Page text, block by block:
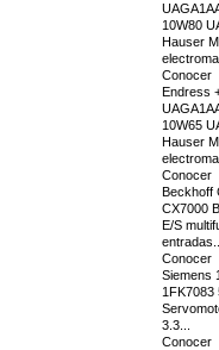
10W80
Hauser
Conocer
Endress
10W65
Hauser
Conocer
Beckhoff
CX7000
E/S
entradas...
Conocer
Siemens
1FK7083
3.3...
Conocer